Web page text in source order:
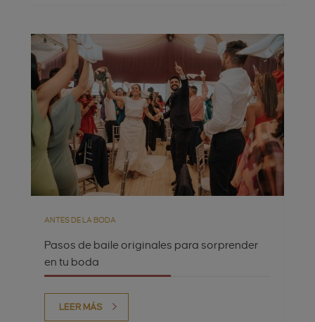
ANTES DE LA BODA
Pasos de baile originales para sorprender
en tu boda
LEER MÁS